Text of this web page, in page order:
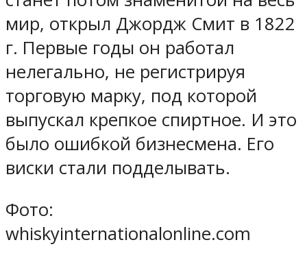
мир, открыл Джордж Смит в 1822
г. Первые годы он работал
нелегально, не регистрируя
торговую марку, под которой
выпускал крепкое спиртное. И это
было ошибкой бизнесмена. Его
виски стали подделывать.
Фото:
whiskyinternationalonline.com